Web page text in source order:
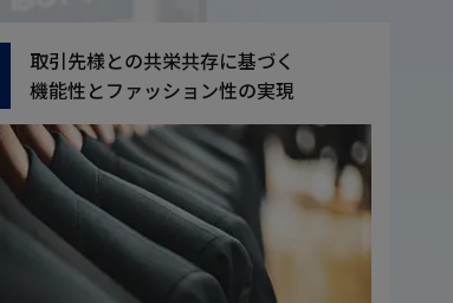
取引先様との共栄共存に基づく
機能性とファッション性の実現